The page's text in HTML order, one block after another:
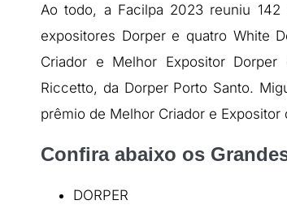
Ao todo, a Facilpa 2023 reuniu
expositores Dorper e quatro White
Criador e Melhor Expositor
Riccetto, da Dorper Porto Santo.
prêmio de Melhor Criador e
Confira abaixo os
DORPER